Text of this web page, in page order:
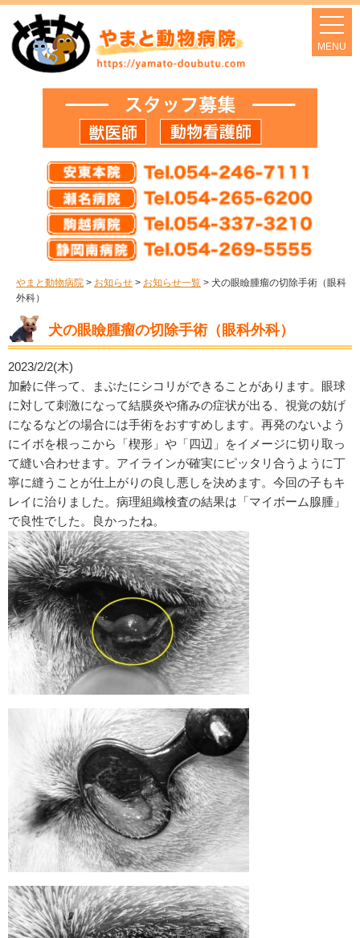
やまと動物病院 > お知らせ > お知らせ一覧 > 犬の眼瞼腫瘤の切除手術（眼科
外科）
犬の眼瞼腫瘤の切除手術（眼科外科）
2023/2/2(木)
加齢に伴って、まぶたにシコリができることがあります。眼球
に対して刺激になって結膜炎や痛みの症状が出る、視覚の妨げ
になるなどの場合には手術をおすすめします。再発のないよう
にイボを根っこから「楔形」や「四辺」をイメージに切り取っ
て縫い合わせます。アイラインが確実にピッタリ合うように丁
寧に縫うことが仕上がりの良し悪しを決めます。今回の子もキ
レイに治りました。病理組織検査の結果は「マイボーム腺腫」
で良性でした。良かったね。